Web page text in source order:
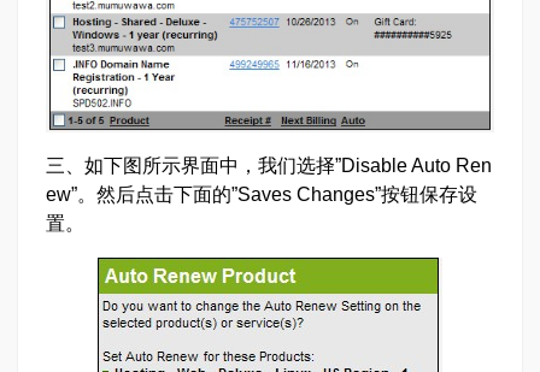
三、如下图所示界面中，我们选择”Disable Auto Ren
ew”。然后点击下面的”Saves Changes”按钮保存设
置。